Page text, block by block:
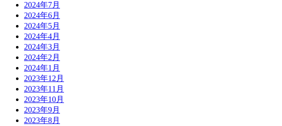
2024年7月
2024年6月
2024年5月
2024年4月
2024年3月
2024年2月
2024年1月
2023年12月
2023年11月
2023年10月
2023年9月
2023年8月